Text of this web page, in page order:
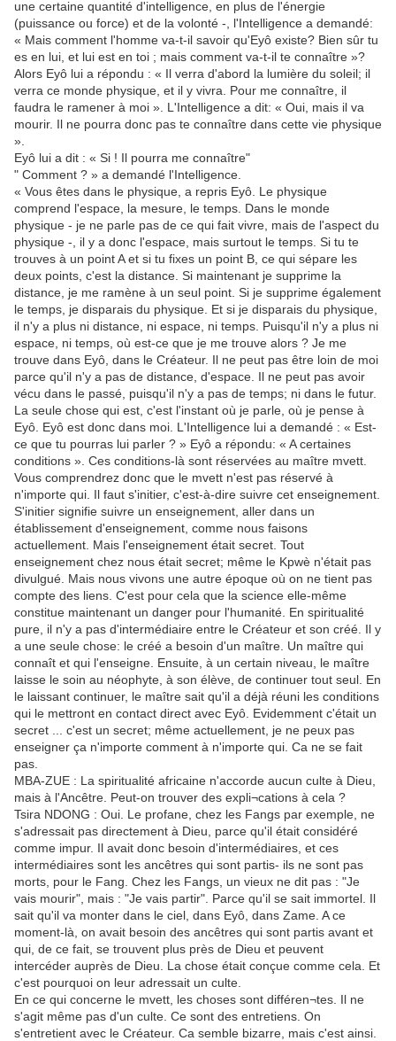
une certaine quantité d'intelligence, en plus de l'énergie
(puissance ou force) et de la volonté -, l'Intelligence a demandé:
« Mais comment l'homme va-t-il savoir qu'Eyô existe? Bien sûr tu
es en lui, et lui est en toi ; mais comment va-t-il te connaître »?
Alors Eyô lui a répondu : « Il verra d'abord la lumière du soleil; il
verra ce monde physique, et il y vivra. Pour me connaître, il
faudra le ramener à moi ». L'Intelligence a dit: « Oui, mais il va
mourir. Il ne pourra donc pas te connaître dans cette vie physique
».
Eyô lui a dit : « Si ! Il pourra me connaître"
" Comment ? » a demandé l'Intelligence.
« Vous êtes dans le physique, a repris Eyô. Le physique
comprend l'espace, la mesure, le temps. Dans le monde
physique - je ne parle pas de ce qui fait vivre, mais de l'aspect du
physique -, il y a donc l'espace, mais surtout le temps. Si tu te
trouves à un point A et si tu fixes un point B, ce qui sépare les
deux points, c'est la distance. Si maintenant je supprime la
distance, je me ramène à un seul point. Si je supprime également
le temps, je disparais du physique. Et si je disparais du physique,
il n'y a plus ni distance, ni espace, ni temps. Puisqu'il n'y a plus ni
espace, ni temps, où est-ce que je me trouve alors ? Je me
trouve dans Eyô, dans le Créateur. Il ne peut pas être loin de moi
parce qu'il n'y a pas de distance, d'espace. Il ne peut pas avoir
vécu dans le passé, puisqu'il n'y a pas de temps; ni dans le futur.
La seule chose qui est, c'est l'instant où je parle, où je pense à
Eyô. Eyô est donc dans moi. L'Intelligence lui a demandé : « Est-
ce que tu pourras lui parler ? » Eyô a répondu: « A certaines
conditions ». Ces conditions-là sont réservées au maître mvett.
Vous comprendrez donc que le mvett n'est pas réservé à
n'importe qui. Il faut s'initier, c'est-à-dire suivre cet enseignement.
S'initier signifie suivre un enseignement, aller dans un
établissement d'enseignement, comme nous faisons
actuellement. Mais l'enseignement était secret. Tout
enseignement chez nous était secret; même le Kpwè n'était pas
divulgué. Mais nous vivons une autre époque où on ne tient pas
compte des liens. C'est pour cela que la science elle-même
constitue maintenant un danger pour l'humanité. En spiritualité
pure, il n'y a pas d'intermédiaire entre le Créateur et son créé. Il y
a une seule chose: le créé a besoin d'un maître. Un maître qui
connaît et qui l'enseigne. Ensuite, à un certain niveau, le maître
laisse le soin au néophyte, à son élève, de continuer tout seul. En
le laissant continuer, le maître sait qu'il a déjà réuni les conditions
qui le mettront en contact direct avec Eyô. Evidemment c'était un
secret ... c'est un secret; même actuellement, je ne peux pas
enseigner ça n'importe comment à n'importe qui. Ca ne se fait
pas.
MBA-ZUE : La spiritualité africaine n'accorde aucun culte à Dieu,
mais à l'Ancêtre. Peut-on trouver des expli¬cations à cela ?
Tsira NDONG : Oui. Le profane, chez les Fangs par exemple, ne
s'adressait pas directement à Dieu, parce qu'il était considéré
comme impur. Il avait donc besoin d'intermédiaires, et ces
intermédiaires sont les ancêtres qui sont partis- ils ne sont pas
morts, pour le Fang. Chez les Fangs, un vieux ne dit pas : "Je
vais mourir", mais : "Je vais partir". Parce qu'il se sait immortel. Il
sait qu'il va monter dans le ciel, dans Eyô, dans Zame. A ce
moment-là, on avait besoin des ancêtres qui sont partis avant et
qui, de ce fait, se trouvent plus près de Dieu et peuvent
intercéder auprès de Dieu. La chose était conçue comme cela. Et
c'est pourquoi on leur adressait un culte.
En ce qui concerne le mvett, les choses sont différen¬tes. Il ne
s'agit même pas d'un culte. Ce sont des entretiens. On
s'entretient avec le Créateur. Ca semble bizarre, mais c'est ainsi.